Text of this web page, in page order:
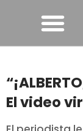
El video